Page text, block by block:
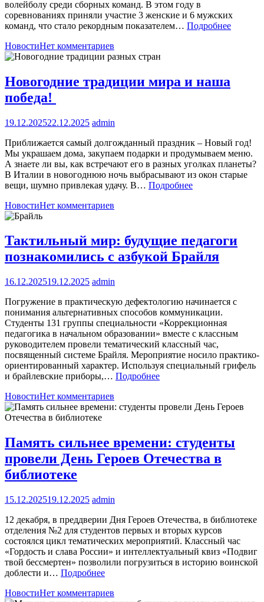
волейболу среди сборных команд. В этом году в
соревнованиях приняли участие 3 женские и 6 мужских
команд, что стало рекордным показателем… Подробнее
НовостиНет комментариев
Новогодние традиции мира и наша
победа!
19.12.202522.12.2025 admin
Приближается самый долгожданный праздник – Новый год!
Мы украшаем дома, закупаем подарки и продумываем меню.
А знаете ли вы, как встречают его в разных уголках планеты?
В Италии в новогоднюю ночь выбрасывают из окон старые
вещи, шумно привлекая удачу. В… Подробнее
НовостиНет комментариев
Тактильный мир: будущие педагоги
познакомились с азбукой Брайля
16.12.202519.12.2025 admin
Погружение в практическую дефектологию начинается с
понимания альтернативных способов коммуникации.
Студенты 131 группы специальности «Коррекционная
педагогика в начальном образовании» вместе с классным
руководителем провели тематический классный час,
посвященный системе Брайля. Мероприятие носило практико-
ориентированный характер. Используя специальный грифель
и брайлевские приборы,… Подробнее
НовостиНет комментариев
Память сильнее времени: студенты
провели День Героев Отечества в
библиотеке
15.12.202519.12.2025 admin
12 декабря, в преддверии Дня Героев Отечества, в библиотеке
отделения №2 для студентов первых и вторых курсов
состоялся цикл тематических мероприятий. Классный час
«Гордость и слава России» и интеллектуальный квиз «Подвиг
твой бессмертен» позволили погрузиться в историю воинской
доблести и… Подробнее
НовостиНет комментариев